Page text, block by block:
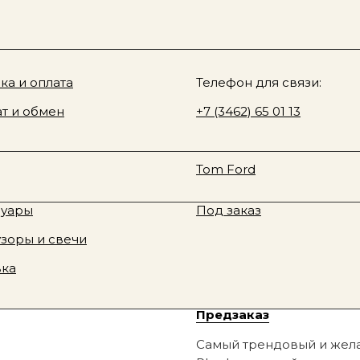
RHODE lip case
RHODE
10 900 р.
Предзаказ
Самый трендовый и
товара
Смотреть все
Под заказ
Новинки
и свечи
косметика
& Rozen
Fragrance
Tom Ford
Davines
Rhode
и оплата
и обмен
Телефон для связи:
+7 (3462) 65 01 13